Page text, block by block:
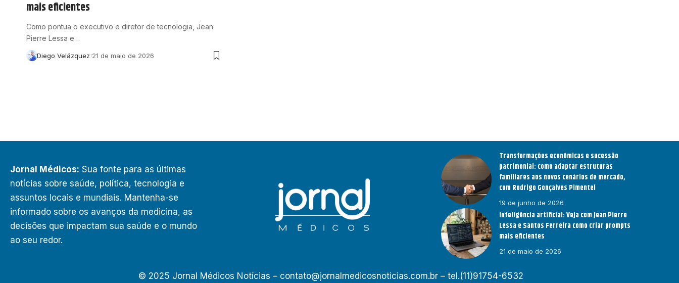
mais eficientes
Como pontua o executivo e diretor de tecnologia, Jean
Pierre Lessa e…
Diego Velázquez 21 de maio de 2026
Jornal Médicos: Sua fonte para as últimas
notícias sobre saúde, política, tecnologia e
assuntos locais e mundiais. Mantenha-se
informado sobre os avanços da medicina, as
decisões que impactam sua saúde e o mundo
ao seu redor.
Transformações econômicas e sucessão
patrimonial: como adaptar estruturas
familiares aos novos cenários de mercado,
com Rodrigo Gonçalves Pimentel
19 de junho de 2026
Inteligência artificial: Veja com Jean Pierre
Lessa e Santos Ferreira como criar prompts
mais eficientes
21 de maio de 2026
© 2025 Jornal Médicos Notícias – contato@jornalmedicosnoticias.com.br– tel.(11)91754-6532